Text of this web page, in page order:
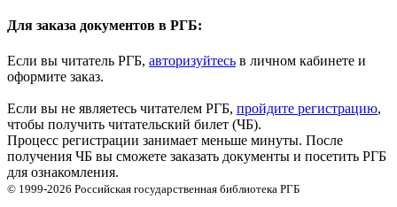
Для заказа документов в РГБ:
Если вы читатель РГБ, авторизуйтесь в личном кабинете и
оформите заказ.
Если вы не являетесь читателем РГБ, пройдите регистрацию,
чтобы получить читательский билет (ЧБ).
Процесс регистрации занимает меньше минуты. После
получения ЧБ вы сможете заказать документы и посетить РГБ
для ознакомления.
© 1999-2026 Российская государственная библиотека РГБ